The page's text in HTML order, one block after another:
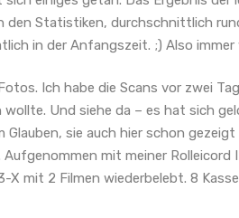
Statistiken, durchschnittlich
in der Anfangszeit. ;) Also immer
Ich habe die Scans vor zwei
Und siehe da – es hat sich
sie auch hier schon gezeigt
mit meiner Rolleicord
X mit 2 Filmen wiederbelebt. 8